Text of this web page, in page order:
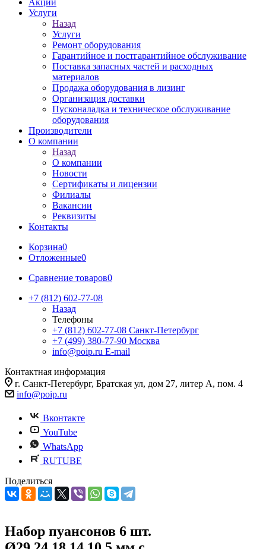
Акции
Услуги
Назад
Услуги
Ремонт оборудования
Гарантийное и постгарантийное обслуживание
Поставка запасных частей и расходных
материалов
Продажа оборудования в лизинг
Организация доставки
Пусконаладка и техническое обслуживание
оборудования
Производители
О компании
Назад
О компании
Новости
Сертификаты и лицензии
Филиалы
Вакансии
Реквизиты
Контакты
Корзина0
Отложенные0
Сравнение товаров0
+7 (812) 602-77-08
Назад
Телефоны
+7 (812) 602-77-08 Санкт-Петербург
+7 (499) 380-77-90 Москва
info@poip.ru E-mail
Контактная информация
г. Санкт-Петербург, Братская ул, дом 27, литер А, пом. 4
info@poip.ru
Вконтакте
YouTube
WhatsApp
RUTUBE
Поделиться
Набор пуансонов 6 шт.